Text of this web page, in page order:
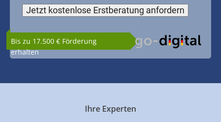
Bis zu 17.500 € Förderung
erhalten
Ihre Experten